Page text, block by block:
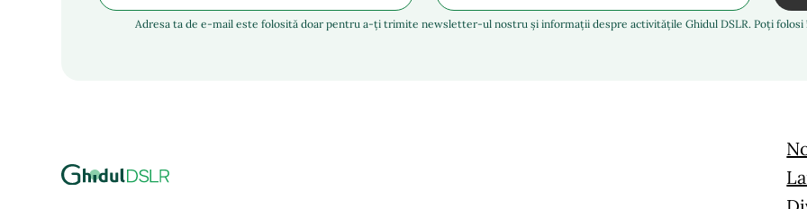
Adresa ta de e-mail este folosită doar pentru a-ți trimite newsletter-ul nostru și informații despre activitățile Ghidul DSLR. Poți